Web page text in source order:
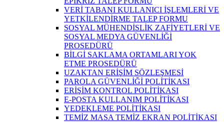
VERİ TABANI KULLANICI İŞLEMLERİ VE
YETKİLENDİRME TALEP FORMU
SOSYAL MÜHENDİSLİK ZAFİYETLERİ VE
SOSYAL MEDYA GÜVENLİĞİ
PROSEDÜRÜ
BİLGİ SAKLAMA ORTAMLARI YOK
ETME PROSEDÜRÜ
UZAKTAN ERİŞİM SÖZLEŞMESİ
PAROLA GÜVENLİĞİ POLİTİKASI
ERİŞİM KONTROL POLİTİKASI
E-POSTA KULLANIM POLİTİKASI
YEDEKLEME POLİTİKASI
TEMİZ MASA TEMİZ EKRAN POLİTİKASI